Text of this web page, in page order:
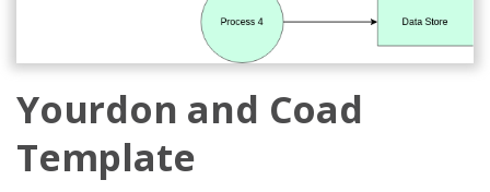
Yourdon and Coad
Template